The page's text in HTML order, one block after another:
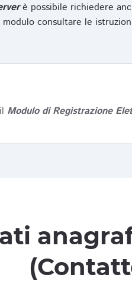
è possibile richiedere
consultare le
Modulo di Registrazione